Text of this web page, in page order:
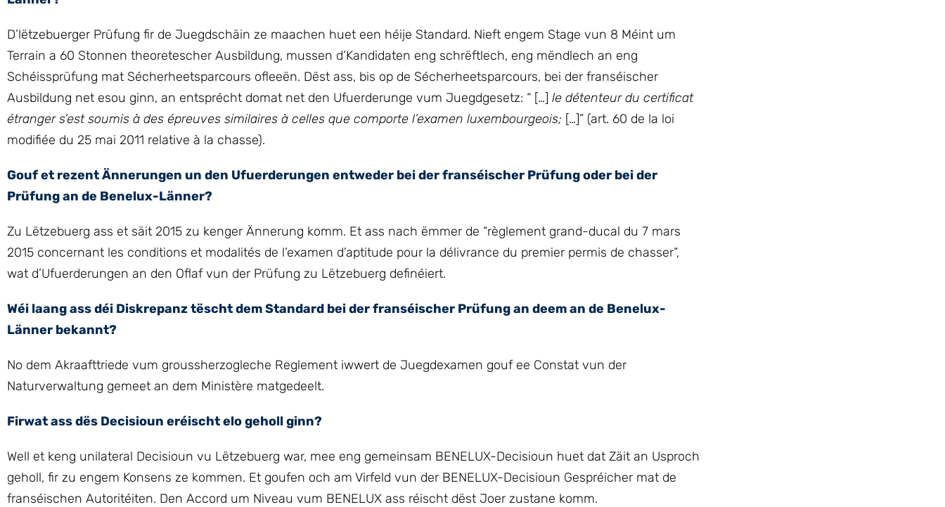
D’lëtzebuerger Prüfung fir de Juegdschäin ze maachen huet een héije Standard. Nieft engem Stage vun 8 Méint um
Terrain a 60 Stonnen theoretescher Ausbildung, mussen d’Kandidaten eng schrëftlech, eng mëndlech an eng
Schéissprüfung mat Sécherheetsparcours ofleeën. Dëst ass, bis op de Sécherheetsparcours, bei der franséischer
Ausbildung net esou ginn, an entsprécht domat net den Ufuerderunge vum Juegdgesetz: “ […] le détenteur du certificat
étranger s’est soumis à des épreuves similaires à celles que comporte l’examen luxembourgeois; […]” (art. 60 de la loi
modifiée du 25 mai 2011 relative à la chasse).
Gouf et rezent Ännerungen un den Ufuerderungen entweder bei der franséischer Prüfung oder bei der
Prüfung an de Benelux-Länner?
Zu Lëtzebuerg ass et säit 2015 zu kenger Ännerung komm. Et ass nach ëmmer de “règlement grand-ducal du 7 mars
2015 concernant les conditions et modalités de l’examen d’aptitude pour la délivrance du premier permis de chasser”,
wat d’Ufuerderungen an den Oflaf vun der Prüfung zu Lëtzebuerg definéiert.
Wéi laang ass déi Diskrepanz tëscht dem Standard bei der franséischer Prüfung an deem an de Benelux-
Länner bekannt?
No dem Akraafttriede vum groussherzogleche Reglement iwwert de Juegdexamen gouf ee Constat vun der
Naturverwaltung gemeet an dem Ministère matgedeelt.
Firwat ass dës Decisioun eréischt elo geholl ginn?
Well et keng unilateral Decisioun vu Lëtzebuerg war, mee eng gemeinsam BENELUX-Decisioun huet dat Zäit an Usproch
geholl, fir zu engem Konsens ze kommen. Et goufen och am Virfeld vun der BENELUX-Decisioun Gespréicher mat de
franséischen Autoritéiten. Den Accord um Niveau vum BENELUX ass réischt dëst Joer zustane komm.